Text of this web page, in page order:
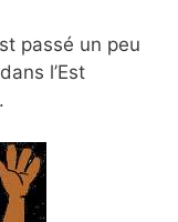
passé un peu
l’Est